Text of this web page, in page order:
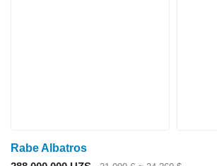
Rabe Albatros